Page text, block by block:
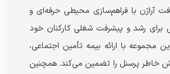
با فراهم‌سازی محیطی حرفه‌ای و
برای رشد و پیشرفت شغلی کارکنان خود
مجموعه با ارائه بیمه تأمین اجتماعی،
خاطر پرسنل را تضمین می‌کند. همچنین